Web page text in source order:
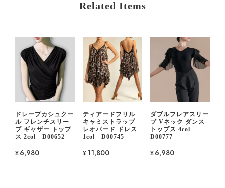
Related Items
ドレープカシュクー
ル フレンチスリー
ブ ギャザー トップ
ス 2col D00652
¥6,980
ティアードフリル
キャミストラップ
レオパード ドレス
1col D00745
¥11,800
ダブルフレアスリー
ブ Vネック ダンス
トップス 4col
D00777
¥6,980